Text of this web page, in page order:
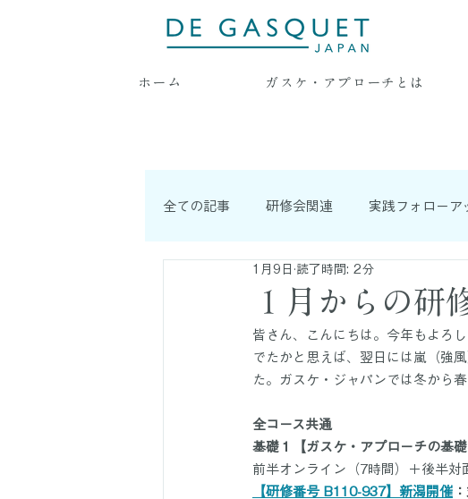
ホーム ガスケ・アプローチとは
全ての記事 研修会関連 実践フォローア
耳より情報 連載記事
１月からの研
1月9日 読了時間: 2分
皆さん、こんにちは。今年もよろ
でたかと思えば、翌日には嵐（強
た。ガスケ・ジャパンでは冬から
全コース共通
基礎１【ガスケ・アプローチの基礎
前半オンライン（7時間）＋後半対
【研修番号 B110-937】新潟開催